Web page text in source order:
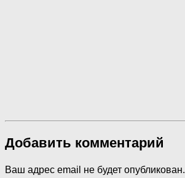
Добавить комментарий
Ваш адрес email не будет опубликован.